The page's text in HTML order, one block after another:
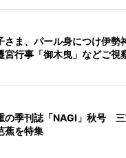
さま、パール身につけ伊
宮行事「御木曳」などご視
の季刊誌「NAGI」秋号
蕉を特集